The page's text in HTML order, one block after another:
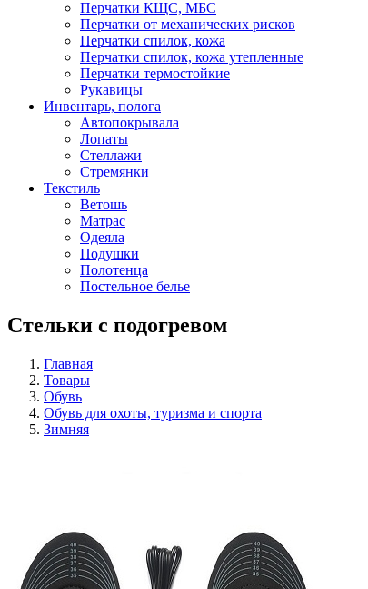
Перчатки КЩС, МБС
Перчатки от механических рисков
Перчатки спилок, кожа
Перчатки спилок, кожа утепленные
Перчатки термостойкие
Рукавицы
Инвентарь, полога
Автопокрывала
Лопаты
Стеллажи
Стремянки
Текстиль
Ветошь
Матрас
Одеяла
Подушки
Полотенца
Постельное белье
Стельки с подогревом
Главная
Товары
Обувь
Обувь для охоты, туризма и спорта
Зимняя